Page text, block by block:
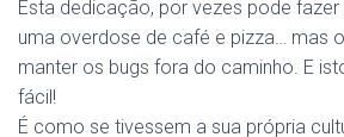
Esta dedicação, por vezes pode
uma overdose de café e pizza… mas
manter os bugs fora do caminho. E
fácil!
É como se tivessem a sua própria